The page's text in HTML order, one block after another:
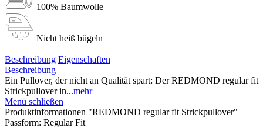
100% Baumwolle
Nicht heiß bügeln
Beschreibung Eigenschaften
Beschreibung
Ein Pullover, der nicht an Qualität spart: Der REDMOND regular fit
Strickpullover in...mehr
Menü schließen
Produktinformationen "REDMOND regular fit Strickpullover"
Passform: Regular Fit